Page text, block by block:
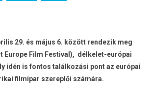
29. és május 6. között rendezik meg
Europe Film Festival), délkelet-európai
idén is fontos találkozási pont az európai
filmipar szereplői számára.